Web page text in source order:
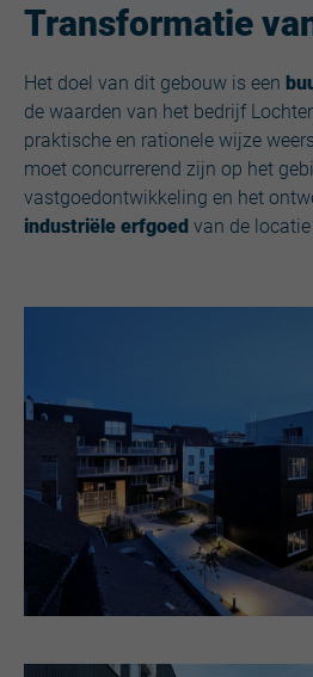
Transformatie
Het doel van dit gebouw is een
de waarden van het bedrijf
praktische en rationele wijze
moet concurrerend zijn op het
vastgoedontwikkeling en het
industriële erfgoed van de